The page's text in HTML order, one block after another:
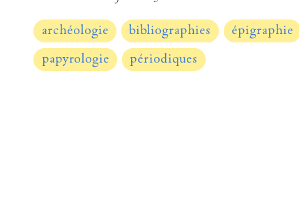
archéologie bibliographies épigraphie
papyrologie
périodiques